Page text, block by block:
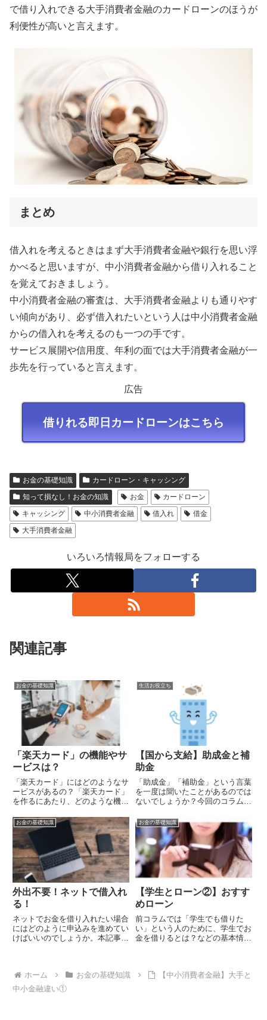
で借り入れできる大手消費者金融のカードローンのほうが
利便性が高いと言えます。
まとめ
借入れを考えるときはまず大手消費者金融や銀行を思い浮
かべると思いますが、中小消費者金融から借り入れること
を覚えておきましょう。
中小消費者金融の審査は、大手消費者金融よりも通りやす
い傾向があり、必ず借入れたいという人は中小消費者金融
からの借入れを考えるのも一つの手です。
サービス展開や信用度、年利の面では大手消費者金融が一
歩先を行っていると言えます。
広告
借りれる即日カードローンはこちら
お金の基礎知識
カードローン・キャッシング
知って損なし！お金の知識
お金
カードローン
キャッシング
中小消費者金融 借入れ
借金
大手消費者金融
いろいろ情報局をフォローする
関連記事
お金の基礎知識
「楽天カード」の機能やサ
ービスは？
「楽天カード」にはどのようなサ
ービスがあるの？「楽天カード」
を作るにあたり、どのような機能
たいですよね。今回は楽天カード
の機能やサービス面に焦点を当て
て見ていきましょう。楽天カード
の機能・サービス楽天カードに
は...
生活お役立ち
【国から支給】助成金と補
助金
「助成金」「補助金」という言葉
を一度は聞いたことがあるのでは
ないでしょうか？今回のコラムで
て見ていこうと思います。
お金の基礎知識
外出不要！ネットで借入れ
る！
ネットでお金を借り入れたい場合
にはどのように申込みを進めてい
けばいいのでしょうか。本記事で
お金の基礎知識
【学生とローン②】おすす
めローン
前コラムでは「学生でも借りた
い」という人のために、学生でお
金を借りるとは？などの基本情報
ホーム
お金の基礎知識
【中小消費者金融】大手と
中小金融違い①